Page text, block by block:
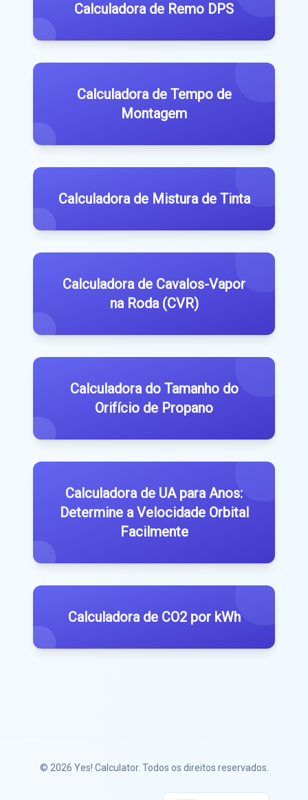
Calculadora de Remo DPS
Calculadora de Tempo de
Montagem
Calculadora de Mistura de Tinta
Calculadora de Cavalos-Vapor
na Roda (CVR)
Calculadora do Tamanho do
Orifício de Propano
Calculadora de UA para Anos:
Determine a Velocidade Orbital
Facilmente
Calculadora de CO2 por kWh
© 2026 Yes! Calculator. Todos os direitos reservados.